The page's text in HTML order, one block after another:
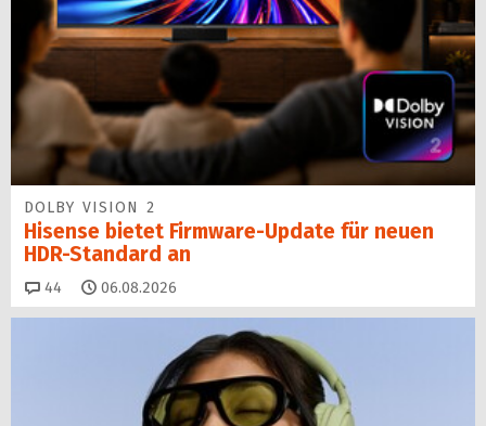
DOLBY VISION 2
Hisense bietet Firmware-Update für neuen
HDR-Standard an
44 Kommentare
06.08.2026